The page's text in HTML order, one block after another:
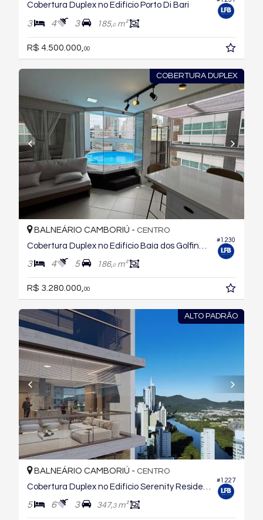
Cobertura Duplex no Edifício Porto Di Bari
3 4 3 185,0m²
R$ 4.500.000, 00
COBERTURA DUPLEX
#1.230
BALNEÁRIO CAMBORIÚ - CENTRO
3 4 5 186,0m²
R$ 3.280.000, 00
ALTO PADRÃO
#1.227
BALNEÁRIO CAMBORIÚ - CENTRO
5 6 3 347,3m²